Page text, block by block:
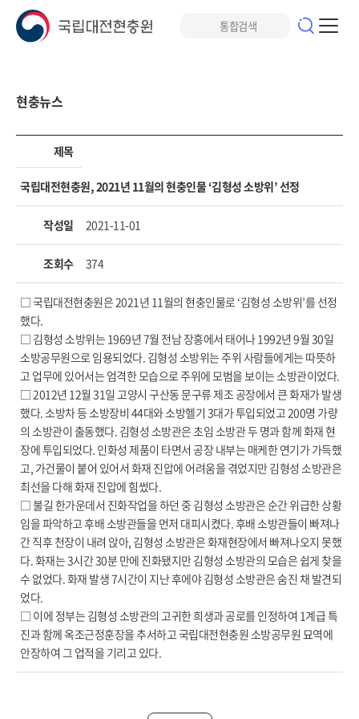
현충뉴스
제목
국립대전현충원, 2021년 11월의 현충인물 ‘김형성 소방위’ 선정
작성일 2021-11-01
조회수 374
□ 국립대전현충원은 2021년 11월의 현충인물로 ‘김형성 소방위’를 선정
했다.
□ 김형성 소방위는 1969년 7월 전남 장흥에서 태어나 1992년 9월 30일
소방공무원으로 임용되었다. 김형성 소방위는 주위 사람들에게는 따뜻하
고 업무에 있어서는 엄격한 모습으로 주위에 모범을 보이는 소방관이었다.
□ 2012년 12월 31일 고양시 구산동 문구류 제조 공장에서 큰 화재가 발생
했다. 소방차 등 소방장비 44대와 소방헬기 3대가 투입되었고 200명 가량
의 소방관이 출동했다. 김형성 소방관은 초임 소방관 두 명과 함께 화재 현
장에 투입되었다. 인화성 제품이 타면서 공장 내부는 매케한 연기가 가득했
고, 가건물이 붙어 있어서 화재 진압에 어려움을 겪었지만 김형성 소방관은
최선을 다해 화재 진압에 힘썼다.
□ 불길 한가운데서 진화작업을 하던 중 김형성 소방관은 순간 위급한 상황
임을 파악하고 후배 소방관들을 먼저 대피시켰다. 후배 소방관들이 빠져나
간 직후 천장이 내려 앉아, 김형성 소방관은 화재현장에서 빠져나오지 못했
다. 화재는 3시간 30분 만에 진화됐지만 김형성 소방관의 모습은 쉽게 찾을
수 없었다. 화재 발생 7시간이 지난 후에야 김형성 소방관은 숨진 채 발견되
었다.
□ 이에 정부는 김형성 소방관의 고귀한 희생과 공로를 인정하여 1계급 특
진과 함께 옥조근정훈장을 추서하고 국립대전현충원 소방공무원 묘역에
안장하여 그 업적을 기리고 있다.